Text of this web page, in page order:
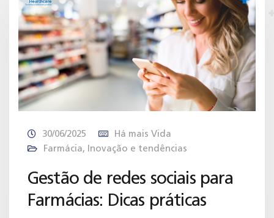
30/06/2025
Há mais Vida
Farmácia, Inovação e tendências
Gestão de redes sociais para
Farmácias: Dicas práticas